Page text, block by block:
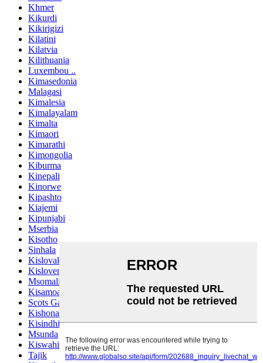
Khmer
Kikurdi
Kikirigizi
Kilatini
Kilatvia
Kilithuania
Luxembou ..
Kimasedonia
Malagasi
Kimalesia
Kimalayalam
Kimalta
Kimaori
Kimarathi
Kimongolia
Kiburma
Kinepali
Kinorwe
Kipashto
Kiajemi
Kipunjabi
Mserbia
Kisotho
Sinhala
Kislovakia
Kislovenia
Msomali
Kisamoa
Scots Gaelic
Kishona
Kisindhi
Msunda
Kiswahili
Tajik